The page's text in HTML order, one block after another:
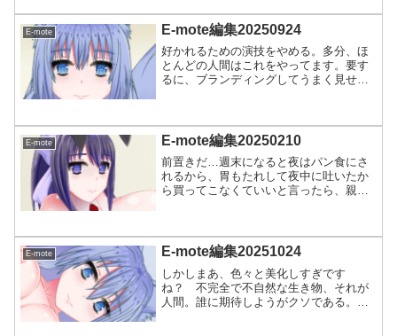
に態勢で考えたら上に動くのではなくて
横にずらした方が自...
E-mote E-mote編集20250924
好かれるための演技をやめる。多分、ほ
とんどの人間はこれをやってます。要す
るに、ブランディングしてうまく見せて
てしまう」「嫌われたくないから、普通
を装ってみる」自分ですか...
E-mote E-mote編集20250210
前置きだ…週末になると夜はパン食にさ
れるから、胃もたれして夜中に吐いたか
ら買ってこなくていいと言ったら、親に
頃のままで考えているのやら。体質とか
考えたら変化もあるだろう...
E-mote E-mote編集20251024
しかしまあ、色々と美化しすぎです
ね？ 不完全で不自然な生き物、それが
人間。誰に期待しようがクソである。い